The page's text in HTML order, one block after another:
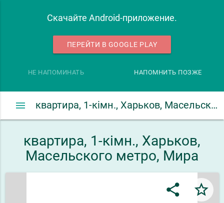
Скачайте Android-приложение.
ПЕРЕЙТИ В GOOGLE PLAY
НЕ НАПОМИНАТЬ НАПОМНИТЬ ПОЗЖЕ
квартира, 1-кімн., Харьков, Масельского метро, Мира
menu
квартира, 1-кімн., Харьков,
Масельского метро, Мира
share star_border